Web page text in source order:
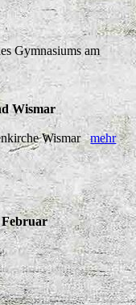
Gymnasiums am
Wismar
Wismarmehr
Februar